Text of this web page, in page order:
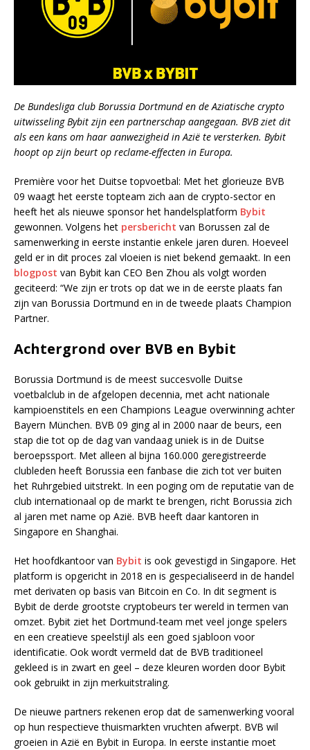
De Bundesliga club Borussia Dortmund en de Aziatische crypto
uitwisseling Bybit zijn een partnerschap aangegaan. BVB ziet dit
als een kans om haar aanwezigheid in Azië te versterken. Bybit
hoopt op zijn beurt op reclame-effecten in Europa.
Première voor het Duitse topvoetbal: Met het glorieuze BVB
09 waagt het eerste topteam zich aan de crypto-sector en
heeft het als nieuwe sponsor het handelsplatform Bybit
gewonnen. Volgens het persbericht van Borussen zal de
samenwerking in eerste instantie enkele jaren duren. Hoeveel
geld er in dit proces zal vloeien is niet bekend gemaakt. In een
blogpost van Bybit kan CEO Ben Zhou als volgt worden
geciteerd: “We zijn er trots op dat we in de eerste plaats fan
zijn van Borussia Dortmund en in de tweede plaats Champion
Partner.
Achtergrond over BVB en Bybit
Borussia Dortmund is de meest succesvolle Duitse
voetbalclub in de afgelopen decennia, met acht nationale
kampioenstitels en een Champions League overwinning achter
Bayern München. BVB 09 ging al in 2000 naar de beurs, een
stap die tot op de dag van vandaag uniek is in de Duitse
beroepssport. Met alleen al bijna 160.000 geregistreerde
clubleden heeft Borussia een fanbase die zich tot ver buiten
het Ruhrgebied uitstrekt. In een poging om de reputatie van de
club internationaal op de markt te brengen, richt Borussia zich
al jaren met name op Azië. BVB heeft daar kantoren in
Singapore en Shanghai.
Het hoofdkantoor van Bybit is ook gevestigd in Singapore. Het
platform is opgericht in 2018 en is gespecialiseerd in de handel
met derivaten op basis van Bitcoin en Co. In dit segment is
Bybit de derde grootste cryptobeurs ter wereld in termen van
omzet. Bybit ziet het Dortmund-team met veel jonge spelers
en een creatieve speelstijl als een goed sjabloon voor
identificatie. Ook wordt vermeld dat de BVB traditioneel
gekleed is in zwart en geel – deze kleuren worden door Bybit
ook gebruikt in zijn merkuitstraling.
De nieuwe partners rekenen erop dat de samenwerking vooral
op hun respectieve thuismarkten vruchten afwerpt. BVB wil
groeien in Azië en Bybit in Europa. In eerste instantie moet